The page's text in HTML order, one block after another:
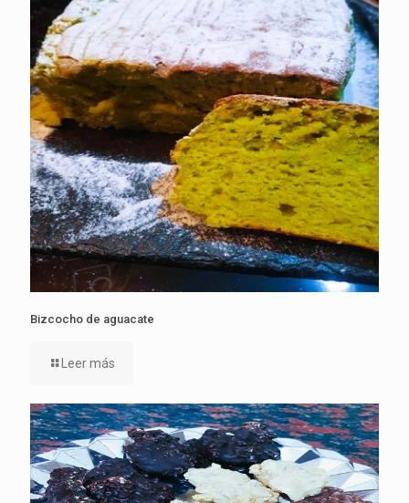
Bizcocho de aguacate
Leer más